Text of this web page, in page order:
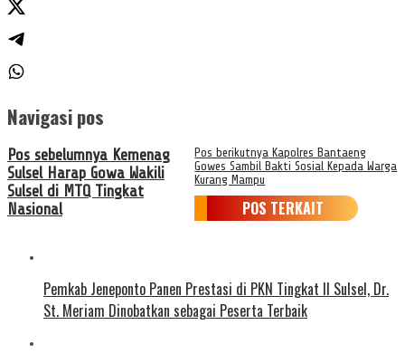
Navigasi pos
Pos sebelumnya Kemenag
Sulsel Harap Gowa Wakili
Sulsel di MTQ Tingkat
Nasional
Pos berikutnya Kapolres Bantaeng
Gowes Sambil Bakti Sosial Kepada Warga
Kurang Mampu
POS TERKAIT
Pemkab Jeneponto Panen Prestasi di PKN Tingkat II Sulsel, Dr.
St. Meriam Dinobatkan sebagai Peserta Terbaik